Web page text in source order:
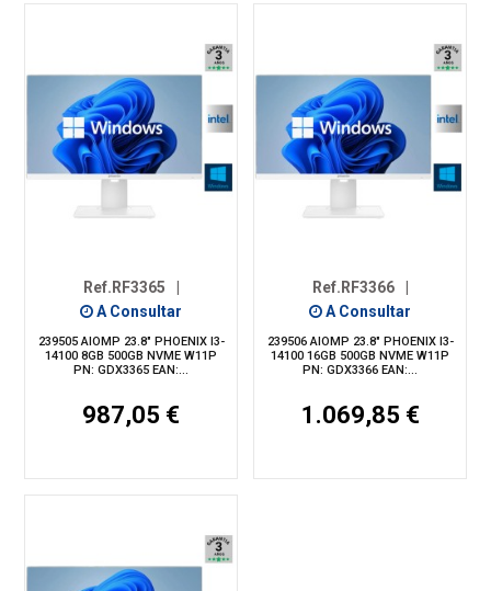
Ref.RF3365
A Consultar
239505 AIOMP 23.8" PHOENIX I3-
14100 8GB 500GB NVME W11P
PN: GDX3365 EAN:...
987,05 €
Ref.RF3366
A Consultar
239506 AIOMP 23.8" PHOENIX I3-
14100 16GB 500GB NVME W11P
PN: GDX3366 EAN:...
1.069,85 €